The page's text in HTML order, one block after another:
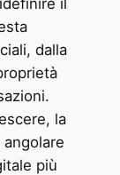
dalla
la
più